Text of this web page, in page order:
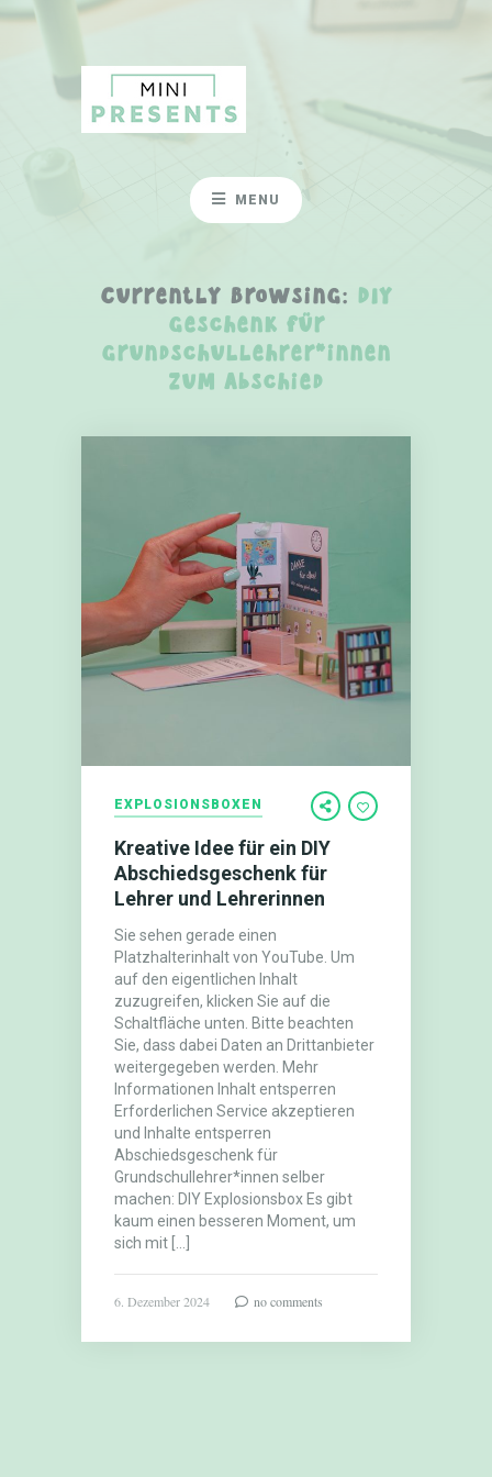
MENU
Currently Browsing: DIY
Geschenk für
Grundschullehrer*innen
zum Abschied
EXPLOSIONSBOXEN
Kreative Idee für ein DIY
Abschiedsgeschenk für
Lehrer und Lehrerinnen
Sie sehen gerade einen
Platzhalterinhalt von YouTube. Um
auf den eigentlichen Inhalt
zuzugreifen, klicken Sie auf die
Schaltfläche unten. Bitte beachten
Sie, dass dabei Daten an Drittanbieter
weitergegeben werden. Mehr
Informationen Inhalt entsperren
Erforderlichen Service akzeptieren
und Inhalte entsperren
Abschiedsgeschenk für
Grundschullehrer*innen selber
machen: DIY Explosionsbox Es gibt
kaum einen besseren Moment, um
sich mit […]
6. Dezember 2024 no comments